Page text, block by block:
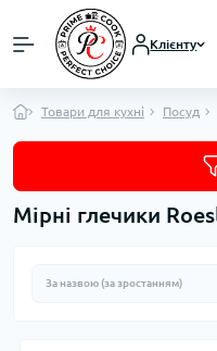
Клієнту
Товари для кухні Посуд
Мірні глечики